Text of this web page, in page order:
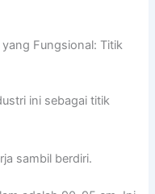
Fungsional: Titik
ini sebagai titik
sambil berdiri.